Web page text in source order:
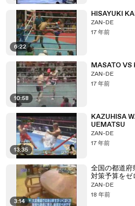
6:22
HISAYUKI
ZAN-DE
17 年前
10:58
MASATO VS
ZAN-DE
17 年前
13:35
KAZUHISA
UEMATSU
ZAN-DE
17 年前
3:14
全国の都道府
対策予算をゼ
ZAN-DE
18 年前